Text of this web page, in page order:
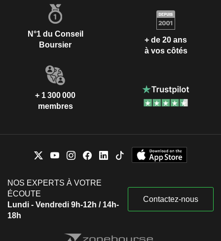
N°1 du Conseil
Boursier
+ de 20 ans
à vos côtés
+ 1 300 000
membres
NOS EXPERTS À VOTRE
ÉCOUTE
Lundi - Vendredi 9h-12h / 14h-
18h
Contactez-nous